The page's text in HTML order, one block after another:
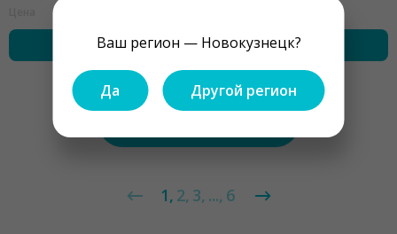
Ваш регион — Новокузнецк?
Да Другой регион
345 ₽
купить
купить
1 2 3 ... 6